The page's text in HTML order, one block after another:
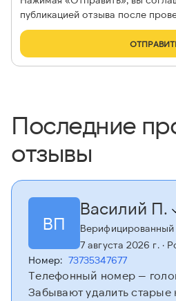
публикацией отзыва после
Последние
отзывы
ВП
Василий П.
Верифицированный
7 августа 2026 г.·
Номер: 73735347677
Телефонный номер —
Забывают удалить старые